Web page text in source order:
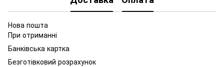
Нова пошта
При отриманні
Банківська картка
Безготівковий розрахунок